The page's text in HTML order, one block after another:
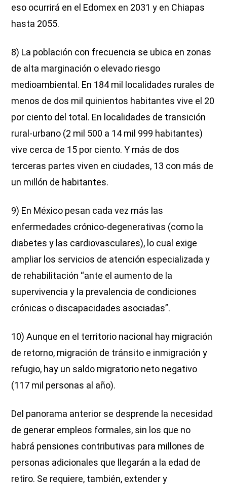
eso ocurrirá en el Edomex en 2031 y en Chiapas
hasta 2055.
8) La población con frecuencia se ubica en zonas
de alta marginación o elevado riesgo
medioambiental. En 184 mil localidades rurales de
menos de dos mil quinientos habitantes vive el 20
por ciento del total. En localidades de transición
rural-urbano (2 mil 500 a 14 mil 999 habitantes)
vive cerca de 15 por ciento. Y más de dos
terceras partes viven en ciudades, 13 con más de
un millón de habitantes.
9) En México pesan cada vez más las
enfermedades crónico-degenerativas (como la
diabetes y las cardiovasculares), lo cual exige
ampliar los servicios de atención especializada y
de rehabilitación “ante el aumento de la
supervivencia y la prevalencia de condiciones
crónicas o discapacidades asociadas”.
10) Aunque en el territorio nacional hay migración
de retorno, migración de tránsito e inmigración y
refugio, hay un saldo migratorio neto negativo
(117 mil personas al año).
Del panorama anterior se desprende la necesidad
de generar empleos formales, sin los que no
habrá pensiones contributivas para millones de
personas adicionales que llegarán a la edad de
retiro. Se requiere, también, extender y